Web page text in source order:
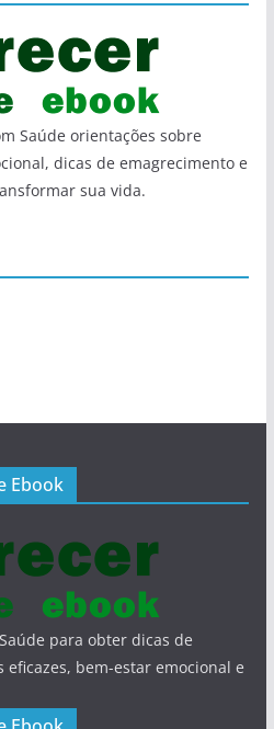
Saúde orientações sobre
dicas de emagrecimento e
sua vida.
Ebook
para obter dicas de
bem-estar emocional e